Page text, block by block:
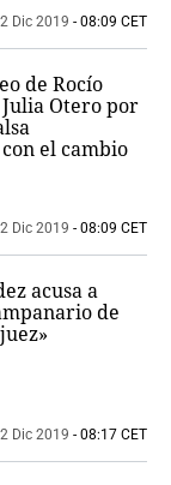
Dic 2019 - 08:09 CET
de Rocío
Otero por
el cambio
Dic 2019 - 08:09 CET
acusa a
de
Dic 2019 - 08:17 CET